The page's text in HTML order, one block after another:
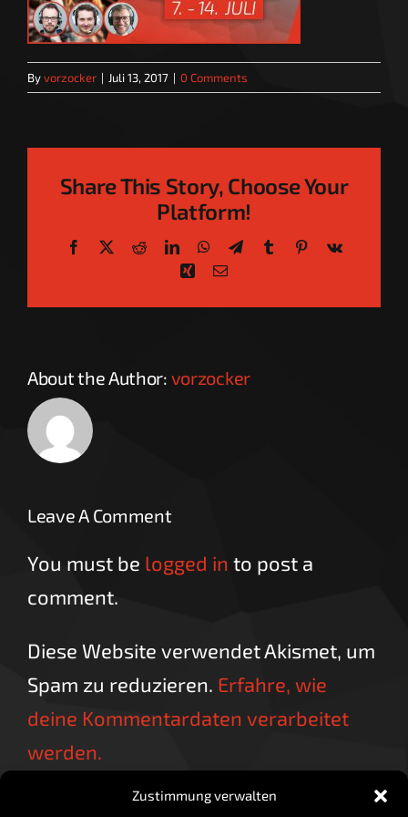
Zustimmung verwalten
Byvorzocker | Juli 13, 2017 | 0 Comments
Share This Story, Choose Your
Platform!
Facebook
X RedditLinkedInWhatsApp
TelegramTumblrPinterest
Vk
Xing Email
About the Author: vorzocker
Leave A Comment
You must be logged in to post a
comment.
Diese Website verwendet Akismet, um
Spam zu reduzieren. Erfahre, wie
deine Kommentardaten verarbeitet
werden.